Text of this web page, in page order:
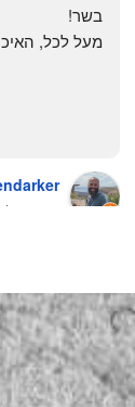
בשר!
אהרון' איך